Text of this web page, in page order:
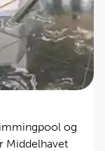
gåafstand fra
og
Middelhavet